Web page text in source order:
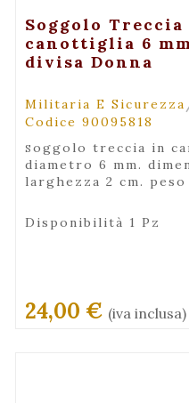
Soggolo
canottiglia 6
divisa Donna
Militaria E Sicurezza
Codice 90095818
soggolo treccia in canottiglia, cordone
diametro 6 mm.
larghezza 2 cm.
Disponibilità 1 Pz
24,00 € (iva inclusa)